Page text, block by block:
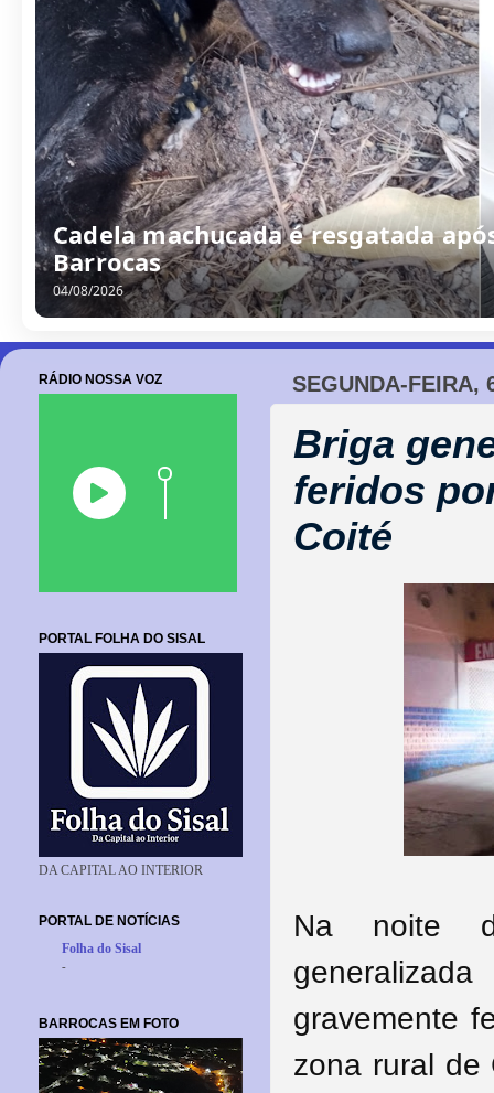
Cadela machucada é resgatada
Barrocas
04/08/2026
SEGUNDA-FEIRA,
Briga
feridos
Coité
Na noite
gravemente
zona rural de
RÁDIO NOSSA VOZ
PORTAL FOLHA DO SISAL
DA CAPITAL AO INTERIOR
PORTAL DE NOTÍCIAS
Folha do Sisal
-
BARROCAS EM FOTO